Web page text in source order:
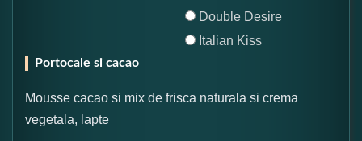
Double Desire
Italian Kiss
Portocale si cacao
Mousse cacao si mix de frisca naturala si crema
vegetala, lapte